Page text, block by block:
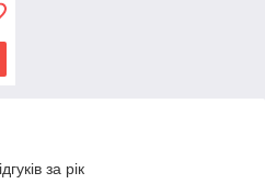
за рік